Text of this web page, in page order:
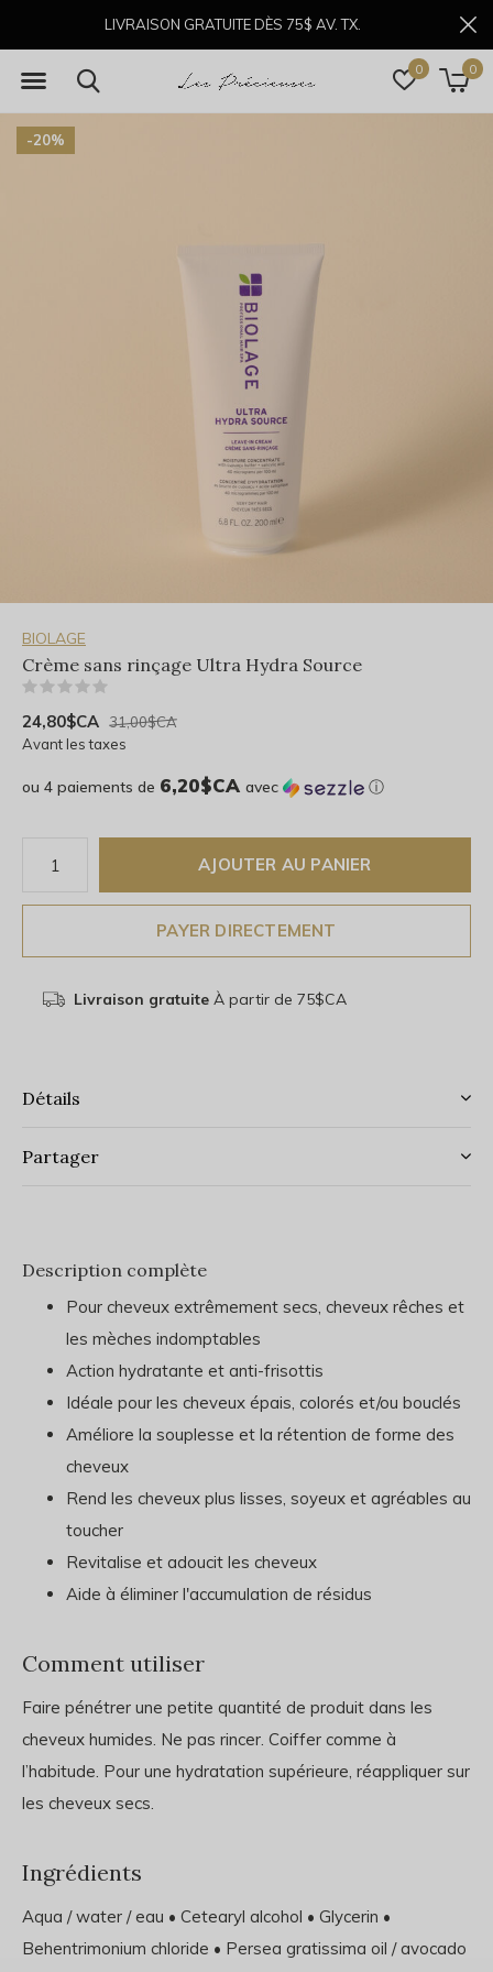
0 0
LIVRAISON GRATUITE DÈS 75$ AV. TX.
-20%
BIOLAGE
Crème sans rinçage Ultra Hydra Source
24,80$CA 31,00$CA
Avant les taxes
ou 4 paiements de 6,20$CA avec ⓘ
AJOUTER AU PANIER
PAYER DIRECTEMENT
Livraison gratuiteÀ partir de 75$CA
Détails
Partager
Description complète
Pour cheveux extrêmement secs, cheveux rêches et
les mèches indomptables
Action hydratante et anti-frisottis
Idéale pour les cheveux épais, colorés et/ou bouclés
Améliore la souplesse et la rétention de forme des
cheveux
Rend les cheveux plus lisses, soyeux et agréables au
toucher
Revitalise et adoucit les cheveux
Aide à éliminer l'accumulation de résidus
Comment utiliser
Faire pénétrer une petite quantité de produit dans les
cheveux humides. Ne pas rincer. Coiffer comme à
l’habitude. Pour une hydratation supérieure, réappliquer sur
les cheveux secs.
Ingrédients
Aqua / water / eau • Cetearyl alcohol • Glycerin •
Behentrimonium chloride • Persea gratissima oil / avocado